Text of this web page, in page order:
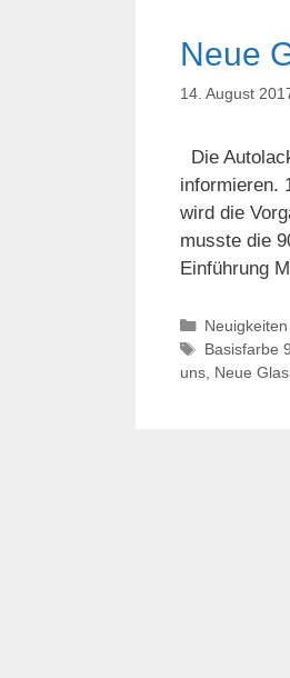
Neue
14. August
Die
informieren.
wird die
musste die
Einführung
Kategorien
Neuigkeiten
Basisfarbe
uns Neue